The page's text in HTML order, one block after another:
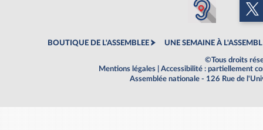
BOUTIQUE DE L'ASSEMBLEE UNE SEMAINE À
©Tous droits
Mentions légales
Accessibilité : partiellement
Assemblée nationale - 126 Rue de